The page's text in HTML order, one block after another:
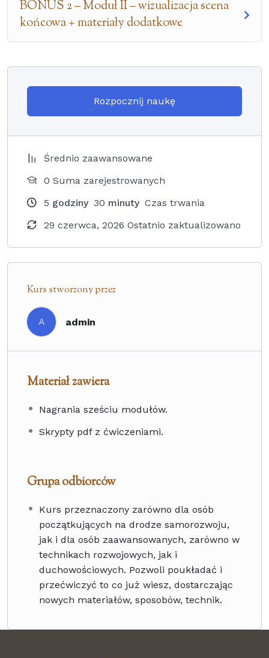
BONUS 2 – Moduł II – wizualizacja scena
końcowa + materiały dodatkowe
Rozpocznij naukę
Średnio zaawansowane
0 Suma zarejestrowanych
5 godziny 30 minuty Czas trwania
29 czerwca, 2026 Ostatnio zaktualizowano
Kurs stworzony przez
A admin
Materiał zawiera
Nagrania sześciu modułów.
Skrypty pdf z ćwiczeniami.
Grupa odbiorców
Kurs przeznaczony zarówno dla osób
początkujących na drodze samorozwoju,
jak i dla osób zaawansowanych, zarówno w
technikach rozwojowych, jak i
duchowościowych. Pozwoli poukładać i
przećwiczyć to co już wiesz, dostarczając
nowych materiałów, sposobów, technik.